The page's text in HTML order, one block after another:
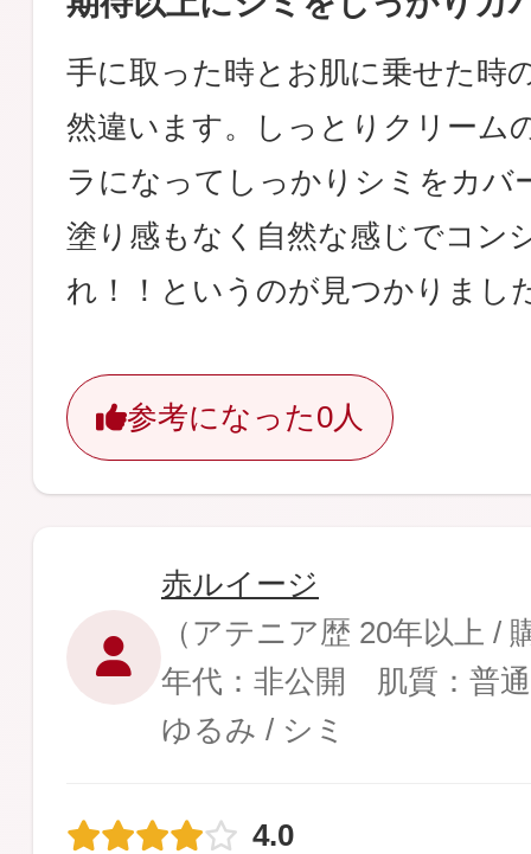
手に取った時とお肌に乗せた時
然違います。しっとりクリーム
ラになってしっかりシミをカバ
塗り感もなく自然な感じでコン
れ！！というのが見つかりまし
参考になった0人
赤ルイージ
（アテニア歴 20年以上 /
年代：非公開 肌質：普
ゆるみ / シミ
4.0